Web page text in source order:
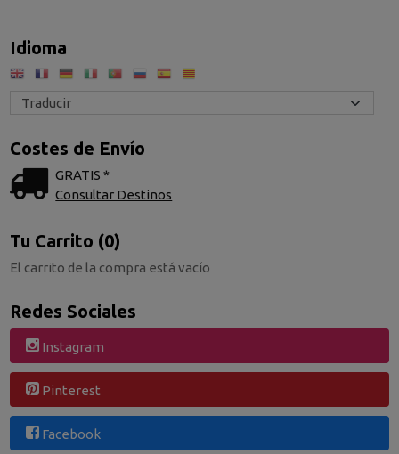
Idioma
Costes de Envío
GRATIS *
Consultar Destinos
Tu Carrito (0)
El carrito de la compra está vacío
Redes Sociales
Instagram
Pinterest
Facebook